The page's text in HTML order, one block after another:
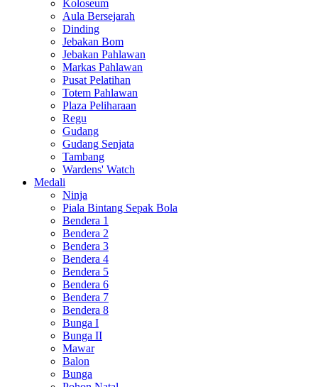
Koloseum
Aula Bersejarah
Dinding
Jebakan Bom
Jebakan Pahlawan
Markas Pahlawan
Pusat Pelatihan
Totem Pahlawan
Plaza Peliharaan
Regu
Gudang
Gudang Senjata
Tambang
Wardens' Watch
Medali
Ninja
Piala Bintang Sepak Bola
Bendera 1
Bendera 2
Bendera 3
Bendera 4
Bendera 5
Bendera 6
Bendera 7
Bendera 8
Bunga I
Bunga II
Mawar
Balon
Bunga